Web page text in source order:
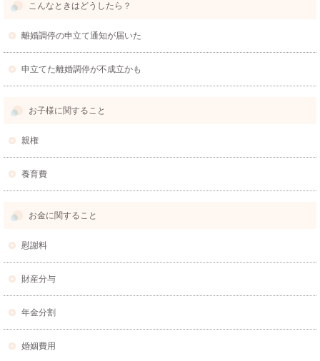
こんなときはどうしたら？
離婚調停の申立て通知が届いた
申立てた離婚調停が不成立かも
お子様に関すること
親権
養育費
お金に関すること
慰謝料
財産分与
年金分割
婚姻費用